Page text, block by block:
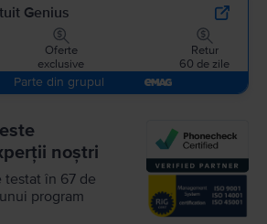
Genius
Oferte
exclusive
Retur
60 de zile
Parte din grupul
noștri
testat în 67 de
program